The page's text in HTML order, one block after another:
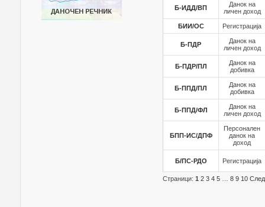
Б-ИДД/ВП
Данок на
личен доход
БИИ/ОС Регистрација
Б-ПДР
Данок на
личен доход
Б-ПДР/ПЛ
Данок на
добивка
Б-ППД/ПЛ
Данок на
добивка
Б-ППД/ФЛ
Данок на
личен доход
БПП-ИС/ДПФ
Персонален
данок на
доход
Б/ПС-РДО Регистрација
Страници: 1 2 3 4 5 8 9 10